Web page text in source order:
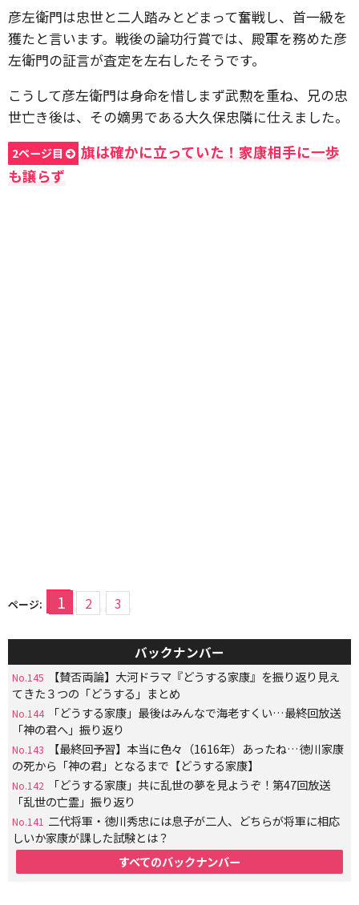
彦左衛門は忠世と二人踏みとどまって奮戦し、首一級を
獲たと言います。戦後の論功行賞では、殿軍を務めた彦
左衛門の証言が査定を左右したそうです。
こうして彦左衛門は身命を惜しまず武勲を重ね、兄の忠
世亡き後は、その嫡男である大久保忠隣に仕えました。
2ページ目
旗は確かに立っていた！家康相手に一歩
も譲らず
ページ: 1 2 3
バックナンバー
No.145
【賛否両論】大河ドラマ『どうする家康』を振り返り見え
てきた３つの「どうする」まとめ
No.144
「どうする家康」最後はみんなで海老すくい…最終回放送
「神の君へ」振り返り
No.143
【最終回予習】本当に色々（1616年）あったね…徳川家康
の死から「神の君」となるまで【どうする家康】
No.142
「どうする家康」共に乱世の夢を見ようぞ！第47回放送
「乱世の亡霊」振り返り
No.141 二代将軍・徳川秀忠には息子が二人、どちらが将軍に相応
しいか家康が課した試験とは？
すべてのバックナンバー